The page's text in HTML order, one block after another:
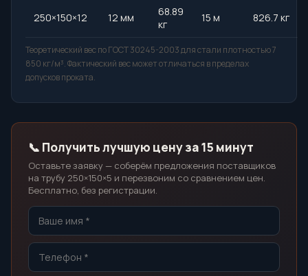
250×150×12 12 мм
68.89
кг
15 м 826.7 кг
Теоретический вес по ГОСТ 30245-2003 для стали плотностью 7
850 кг/м³. Фактический вес может отличаться в пределах
допусков проката.
📞 Получить лучшую цену за 15 минут
Оставьте заявку — соберём предложения поставщиков
на трубу 250×150×5 и перезвоним со сравнением цен.
Бесплатно, без регистрации.